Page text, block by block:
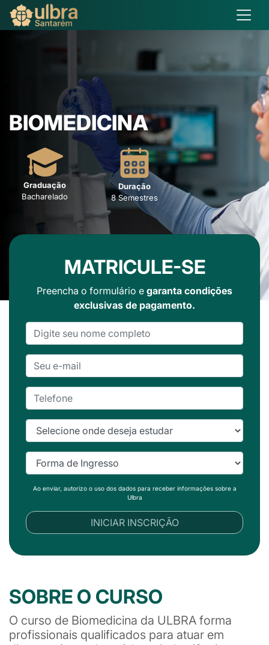
BIOMEDICINA
Graduação
Bacharelado
Duração
8 Semestres
MATRICULE-SE
Preencha o formulário e garanta condições
exclusivas de pagamento.
Ao enviar, autorizo o uso dos dados para receber informações sobre a
Ulbra
INICIAR INSCRIÇÃO
SOBRE O CURSO
O curso de Biomedicina da ULBRA forma
profissionais qualificados para atuar em